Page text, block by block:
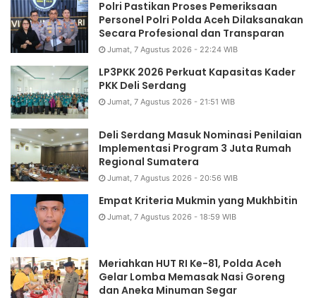
Polri Pastikan Proses Pemeriksaan
Personel Polri Polda Aceh Dilaksanakan
Secara Profesional dan Transparan
Jumat, 7 Agustus 2026 - 22:24 WIB
LP3PKK 2026 Perkuat Kapasitas Kader
PKK Deli Serdang
Jumat, 7 Agustus 2026 - 21:51 WIB
Deli Serdang Masuk Nominasi Penilaian
Implementasi Program 3 Juta Rumah
Regional Sumatera
Jumat, 7 Agustus 2026 - 20:56 WIB
Empat Kriteria Mukmin yang Mukhbitin
Jumat, 7 Agustus 2026 - 18:59 WIB
Meriahkan HUT RI Ke-81, Polda Aceh
Gelar Lomba Memasak Nasi Goreng
dan Aneka Minuman Segar